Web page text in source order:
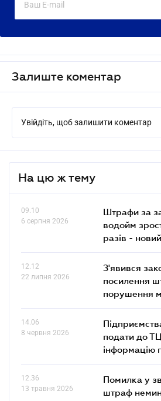
Залиште коментар
Увійдіть, щоб залишити коментар
На цю ж тему
09.10
6 серпня 2026
Штрафи за
водойм
разів -
12.12
22 липня 2026
З'явився
посилення
порушення
14.06
8 червня 2026
подати до
інформацію
12.36
13 травня 2026
Помилка у
штраф